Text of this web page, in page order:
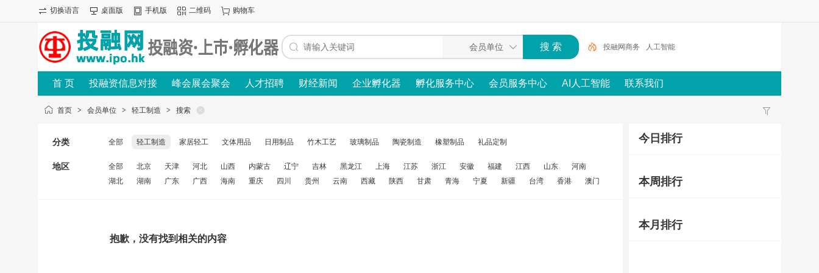
切换语言 桌面版 手机版 二维码 购物车
投融网商务 人工智能
首 页 投融资信息对接 峰会展会聚会 人才招聘 财经新闻 企业孵化器 孵化服务中心 会员服务中心 AI人工智能 联系我们
首页 > 会员单位 > 轻工制造 > 搜索
分类 全部 轻工制造 家居轻工 文体用品 日用制品 竹木工艺 玻璃制品 陶瓷制造 橡塑制品 礼品定制
地区 全部 北京 天津 河北 山西 内蒙古 辽宁 吉林 黑龙江 上海 江苏 浙江 安徽 福建 江西 山东
河南
湖北
湖南 广东 广西 海南 重庆 四川 贵州 云南 西藏 陕西 甘肃 青海 宁夏 新疆 台湾 香港 澳门
抱歉，没有找到相关的内容
今日排行
本周排行
本月排行